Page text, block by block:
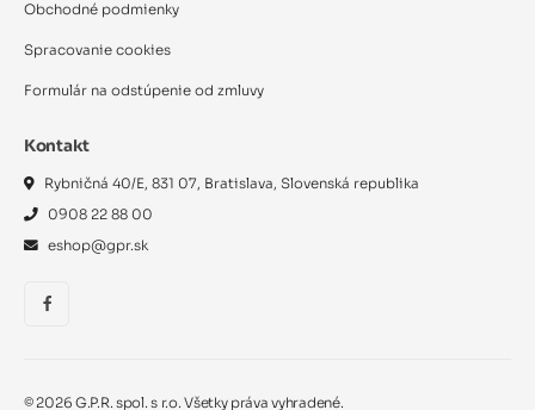
Obchodné podmienky
Spracovanie cookies
Formulár na odstúpenie od zmluvy
Kontakt
Rybničná 40/E, 831 07, Bratislava, Slovenská republika
0908 22 88 00
eshop@gpr.sk
© 2026 G.P.R. spol. s r.o. Všetky práva vyhradené.